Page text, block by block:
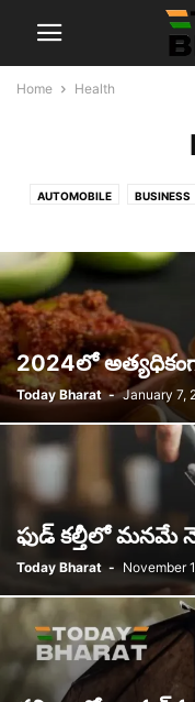
Home Health
AUTOMOBILE BUSINESS
SCI/TECH
2024లో
Today Bharat - January 7,
ఫుడ్ కల్తీలో మనమే
Today Bharat - November